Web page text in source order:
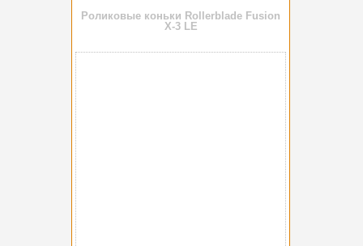
Роликовые коньки Rollerblade Fusion
X-3 LE